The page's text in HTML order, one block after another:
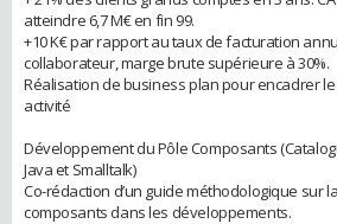
atteindre 6,7 M€ en fin 99.
+10 K€ par rapport au taux de facturation
collaborateur, marge brute supérieure à 30%.
Réalisation de business plan pour encadrer
activité
Développement du Pôle Composants
Java et Smalltalk)
Co-rédaction d’un guide méthodologique sur
composants dans les développements.